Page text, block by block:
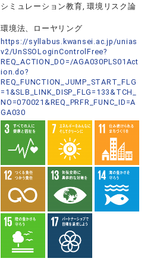
シミュレーション教育, 環境リスク論
環境法、ローヤリング
https://syllabus.kwansei.ac.jp/unias
v2/UnSSOLoginControlFree?
REQ_ACTION_DO=/AGA030PLS01Act
ion.do?
REQ_FUNCTION_JUMP_START_FLG
=1&SLB_LINK_DISP_FLG=133&TCH_
NO=070021&REQ_PRFR_FUNC_ID=A
GA030